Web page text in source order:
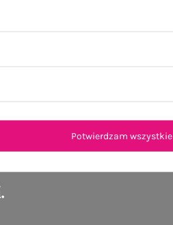
Potwierdzam wszystkie